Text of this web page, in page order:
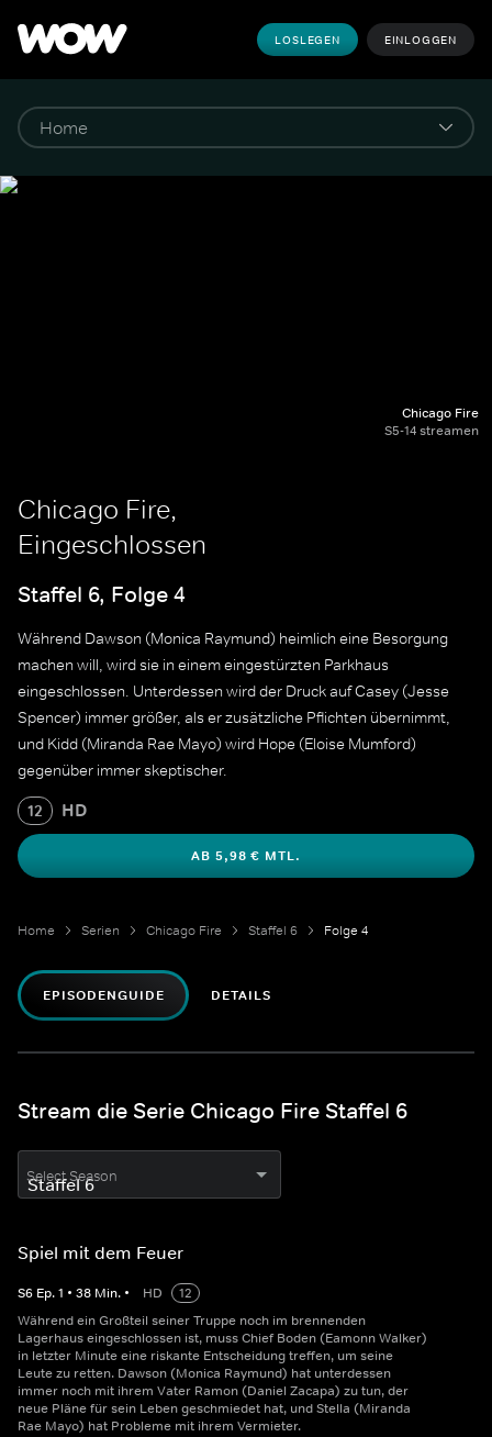
LOSLEGEN EINLOGGEN
Chicago Fire
S5-14 streamen
Chicago Fire,
Eingeschlossen
Staffel 6, Folge 4
Während Dawson (Monica Raymund) heimlich eine Besorgung
machen will, wird sie in einem eingestürzten Parkhaus
eingeschlossen. Unterdessen wird der Druck auf Casey (Jesse
Spencer) immer größer, als er zusätzliche Pflichten übernimmt,
und Kidd (Miranda Rae Mayo) wird Hope (Eloise Mumford)
gegenüber immer skeptischer.
12 HD
AB 5,98 € MTL.
Home Serien Chicago Fire Staffel 6 Folge 4
EPISODENGUIDE DETAILS
Stream die Serie Chicago Fire Staffel 6
Select Season
Spiel mit dem Feuer
S6 Ep.1 • 38 Min. • HD
12
Während ein Großteil seiner Truppe noch im brennenden
Lagerhaus eingeschlossen ist, muss Chief Boden (Eamonn Walker)
in letzter Minute eine riskante Entscheidung treffen, um seine
Leute zu retten. Dawson (Monica Raymund) hat unterdessen
immer noch mit ihrem Vater Ramon (Daniel Zacapa) zu tun, der
neue Pläne für sein Leben geschmiedet hat, und Stella (Miranda
Rae Mayo) hat Probleme mit ihrem Vermieter.